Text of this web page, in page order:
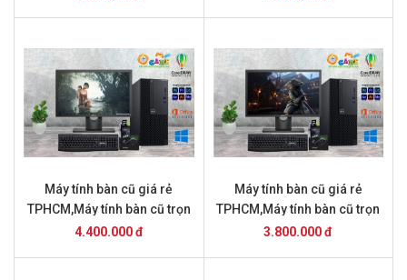
Máy tính bàn cũ giá rẻ
TPHCM,Máy tính bàn cũ trọn
bộ giá 4.2 triệu Máy tính bàn
4.400.000 đ
Máy tính bàn cũ giá rẻ
TPHCM,Máy tính bàn cũ trọn
bộ giá 3,8 triệu
3.800.000 đ